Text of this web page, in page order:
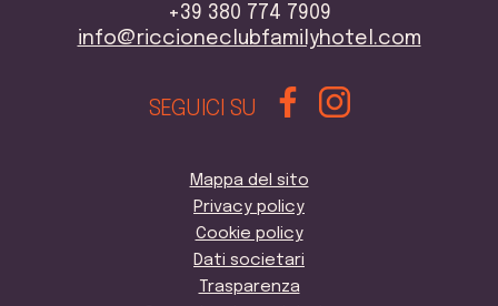
+39 380 774 7909
info@riccioneclubfamilyhotel.com
SEGUICI SU
Mappa del sito
Privacy policy
Cookie policy
Dati societari
Trasparenza